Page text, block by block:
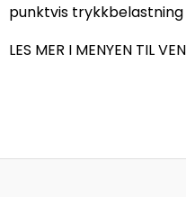
punktvis
LES MER I MENYEN TIL